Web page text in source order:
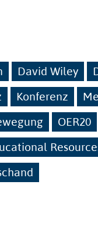
David Wiley
Konferenz
OER20